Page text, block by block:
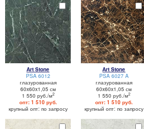
Art Stone
PSA 6012
глазурованная
60x60x1,05 см
1 550 руб./м2
опт: 1 510 руб.
крупный опт: по запросу
Art Stone
PSA 6027 A
глазурованная
60x60x1,05 см
1 550 руб./м2
опт: 1 510 руб.
крупный опт: по запросу